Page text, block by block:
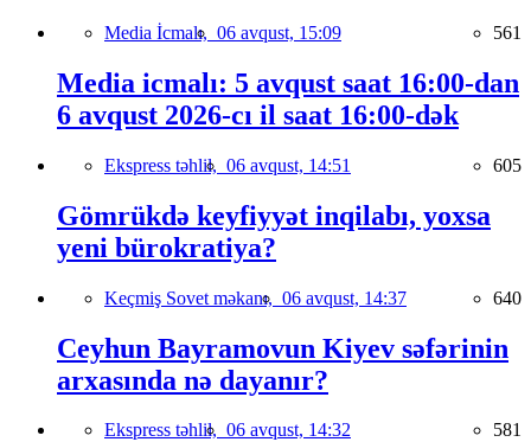
Media İcmalı, 06 avqust, 15:09 561
Media icmalı: 5 avqust saat 16:00-dan
6 avqust 2026-cı il saat 16:00-dək
Ekspress təhlil, 06 avqust, 14:51 605
Gömrükdə keyfiyyət inqilabı, yoxsa
yeni bürokratiya?
Keçmiş Sovet məkanı, 06 avqust, 14:37 640
Ceyhun Bayramovun Kiyev səfərinin
arxasında nə dayanır?
Ekspress təhlil, 06 avqust, 14:32 581